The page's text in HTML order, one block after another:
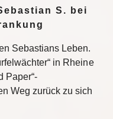
S. bei
Sebastians Leben.
in Rheine
Paper“-
Weg zurück zu sich